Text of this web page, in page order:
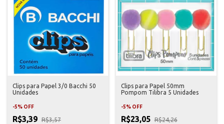
Clips para Papel 3/0 Bacchi 50
Unidades
-5% OFF
R$3,39 R$3,57
Clips para Papel 50mm
Pompom Tilibra 5 Unidades
-5% OFF
R$23,05 R$24,26